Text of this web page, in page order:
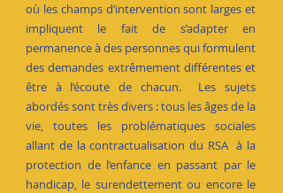
où les champs d’intervention sont larges et
impliquent le fait de s’adapter en
permanence à des personnes qui formulent
des demandes extrêmement différentes et
être à l’écoute de chacun. Les sujets
abordés sont très divers : tous les âges de la
vie, toutes les problématiques sociales
allant de la contractualisation du RSA à la
protection de l’enfance en passant par le
handicap, le surendettement ou encore le